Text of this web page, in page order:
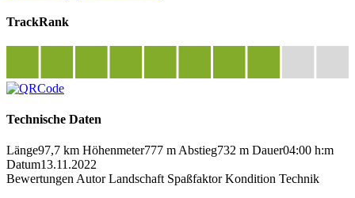
TrackRank
Technische Daten
Länge97,7 km Höhenmeter777 m Abstieg732 m Dauer04:00 h:m
Datum13.11.2022
Bewertungen Autor Landschaft Spaßfaktor Kondition Technik